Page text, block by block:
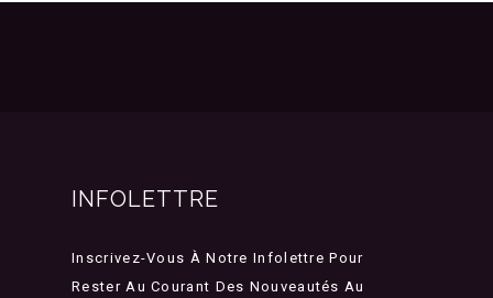
INFOLETTRE
Inscrivez-Vous À Notre Infolettre Pour
Rester Au Courant Des Nouveautés Au